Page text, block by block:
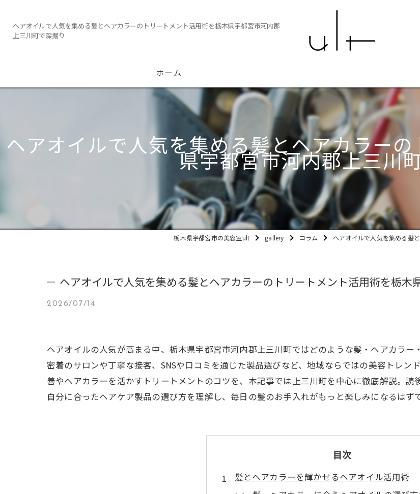
ヘアオイルで人気を集める髪とヘアカラーのトリートメント活用術を栃木県宇都宮市河内郡
上三川町で深掘り
ホーム
ヘアオイルで人気を集める髪とヘアカラー
県宇都宮市河内郡上三川
栃木県宇都宮市の美容室ult gallery コラム ヘアオイルで人気を集める髪
ヘアオイルで人気を集める髪とヘアカラーのトリートメント活用術を栃木
2026/07/14
ヘアオイルの人気が高まる中、栃木県宇都宮市河内郡上三川町ではどのような髪・ヘアカラ
密着のサロンや丁寧な接客、SNSや口コミを通じた製品選びなど、地域ならではの美容トレン
善やヘアカラーを活かすトリートメントのコツを、本記事では上三川町を中心に徹底解説。読
自分に合ったヘアケア製品の選び方を理解し、毎日の髪のお手入れがもっと楽しみになるはずで
目次
髪とヘアカラーを輝かせるヘアオイル活用術